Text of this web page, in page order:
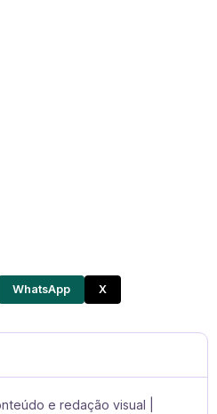
WhatsApp X
e redação visual |